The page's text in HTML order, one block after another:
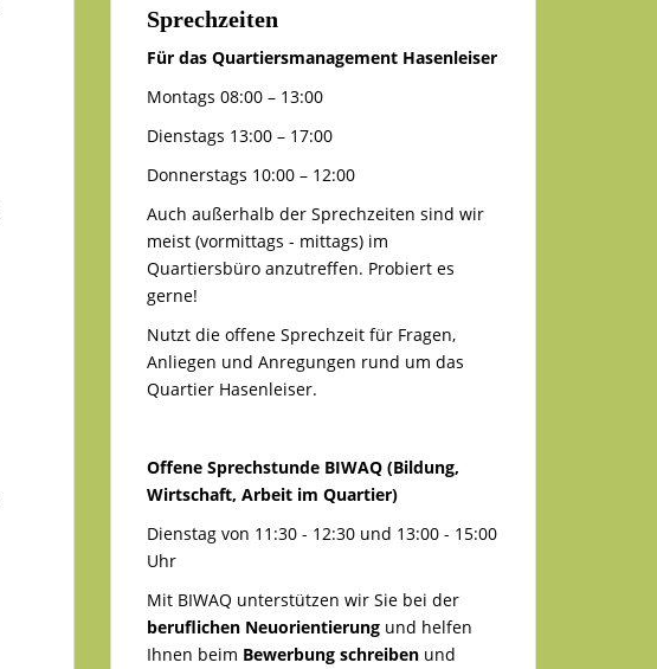
Sprechzeiten
Für das Quartiersmanagement Hasenleiser
Montags 08:00 – 13:00
Dienstags 13:00 – 17:00
Donnerstags 10:00 – 12:00
Auch außerhalb der Sprechzeiten sind wir
meist (vormittags - mittags) im
Quartiersbüro anzutreffen. Probiert es
gerne!
Nutzt die offene Sprechzeit für Fragen,
Anliegen und Anregungen rund um das
Quartier Hasenleiser.
Offene Sprechstunde BIWAQ (Bildung,
Wirtschaft, Arbeit im Quartier)
Dienstag von 11:30 - 12:30 und 13:00 - 15:00
Uhr
Mit BIWAQ unterstützen wir Sie bei der
beruflichen Neuorientierung und helfen
Ihnen beim Bewerbung schreiben und